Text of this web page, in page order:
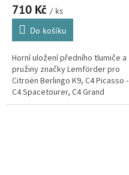
(9800479780)
710 Kč / ks
Do košíku
Horní uložení předního tlumiče a
pružiny značky Lemförder pro
Citroën Berlingo K9, C4 Picasso -
C4 Spacetourer, C4 Grand
Picasso - C4 Grand Spacetourer,